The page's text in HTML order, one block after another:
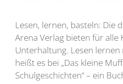
Lesen, lernen, basteln: Die
Arena Verlag bieten für alle
Unterhaltung. Lesen
heißt es bei „Das kleine
Schulgeschichten“ – ein